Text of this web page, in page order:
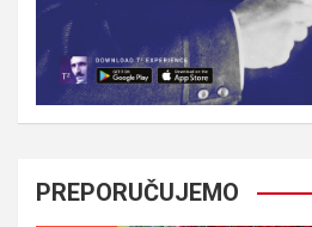
PREPORUČUJEMO